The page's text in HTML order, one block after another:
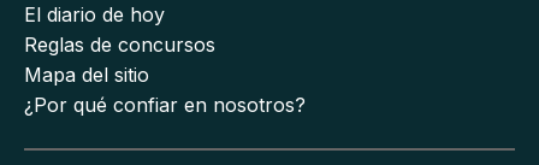
El diario de hoy
Reglas de concursos
Mapa del sitio
¿Por qué confiar en nosotros?